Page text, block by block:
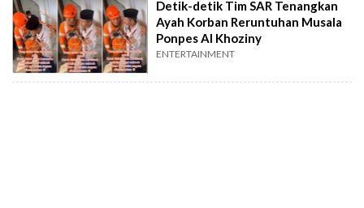
Detik-detik Tim SAR Tenangkan
Ayah Korban Reruntuhan Musala
Ponpes Al Khoziny
ENTERTAINMENT